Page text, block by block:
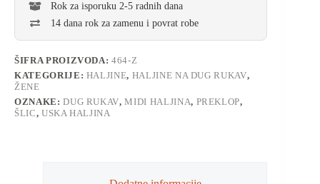
Rok za isporuku 2-5 radnih dana
14 dana rok za zamenu i povrat robe
ŠIFRA PROIZVODA:464-Z
KATEGORIJE: HALJINE, HALJINE NA DUG RUKAV,
ŽENE
OZNAKE:DUG RUKAV,MIDI HALJINA, PREKLOP,
ŠLIC, USKA HALJINA